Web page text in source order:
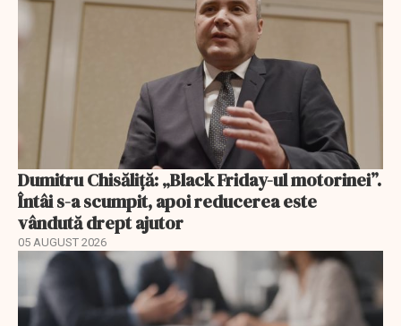
Dumitru Chisăliță: „Black Friday-ul motorinei”.
Întâi s-a scumpit, apoi reducerea este
vândută drept ajutor
05 AUGUST 2026